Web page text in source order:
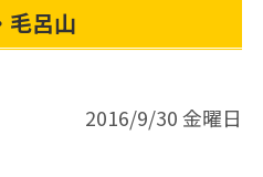
毛呂山
2016/9/30 金曜日